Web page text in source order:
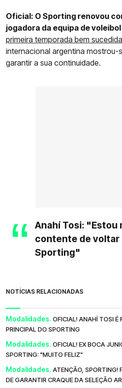
Oficial: O Sporting renovou
jogadora da equipa de
primeira temporada bem
internacional argentina mostrou-
garantir a sua continuidade.
Anahí Tosi: "Estou
contente de voltar
Sporting"
NOTÍCIAS RELACIONADAS
Modalidades. OFICIAL! ANAHÍ TOSI É
PRINCIPAL DO SPORTING
Modalidades. OFICIAL! EX BOCA
SPORTING: "MUITO FELIZ"
Modalidades. ATENÇÃO, SPORTING!
DE GARANTIR CRAQUE DA SELEÇÃO